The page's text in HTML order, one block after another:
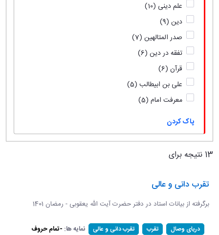
علم دینی (10)
دین (9)
صدر المتالهین (7)
تفقه در دین (6)
قرآن (6)
علی بن ابیطالب (5)
معرفت امام (5)
پاک کردن
13 نتیجه برای
تقرب دانی و عالی
برگرفته از بیانات استاد در دفتر حضرت آیت الله یعقوبی - رمضان 1401
دریای وصال تقرب تقرب دانی و عالی نمایه ها: -تمام حروف